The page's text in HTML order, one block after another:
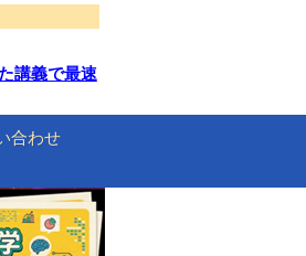
講義で最速
合わせ